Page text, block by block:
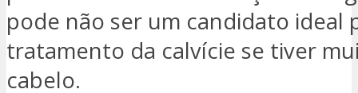
pode não ser um candidato ideal
tratamento da calvície se tiver
cabelo.